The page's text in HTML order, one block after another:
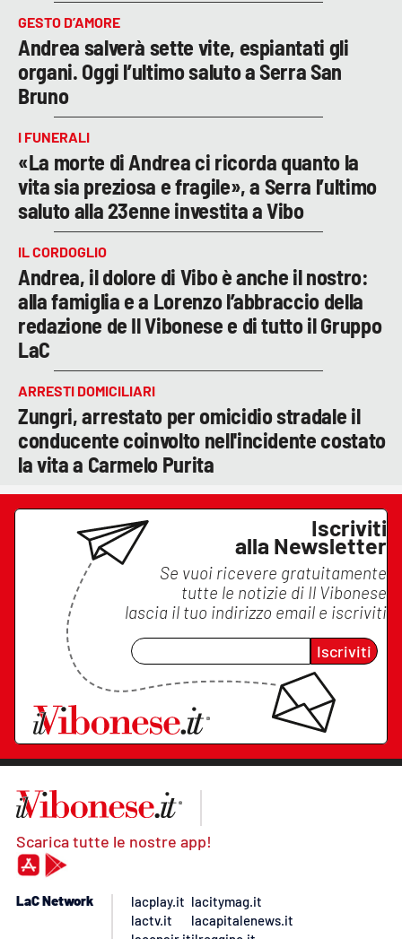
GESTO D’AMORE
Andrea salverà sette vite, espiantati gli
organi. Oggi l’ultimo saluto a Serra San
Bruno
I FUNERALI
«La morte di Andrea ci ricorda quanto la
vita sia preziosa e fragile», a Serra l’ultimo
saluto alla 23enne investita a Vibo
IL CORDOGLIO
Andrea, il dolore di Vibo è anche il nostro:
alla famiglia e a Lorenzo l’abbraccio della
redazione de Il Vibonese e di tutto il Gruppo
LaC
ARRESTI DOMICILIARI
Zungri, arrestato per omicidio stradale il
conducente coinvolto nell'incidente costato
la vita a Carmelo Purita
Iscriviti
alla Newsletter
Se vuoi ricevere gratuitamente
tutte le notizie di Il Vibonese
lascia il tuo indirizzo email e iscriviti
Iscriviti
Scarica tutte le nostre app!
LaC Network
lacplay.it
lactv.it
lacitymag.it
lacapitalenews.it